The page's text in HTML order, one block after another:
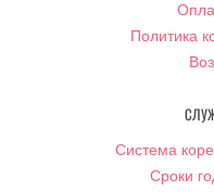
Политика
Система
Сроки